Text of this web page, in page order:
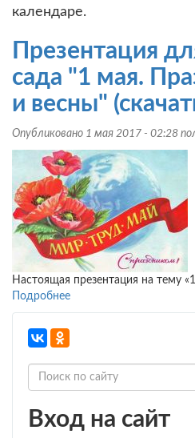
календаре.
Презентация
сада "1 мая.
и весны"
Опубликовано 1 мая 2017 - 02:28
Настоящая презентация на тему
Подробнее
Презентация
"1
мая.
труда
Вход на сайт